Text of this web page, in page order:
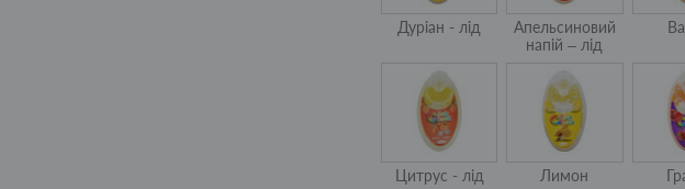
Дуріан - лід
Апельсиновий
напій – лід
Цитрус - лід Лимон